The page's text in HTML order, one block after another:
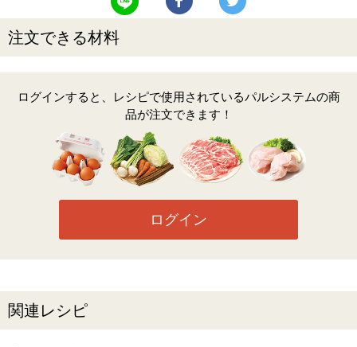
注文できる材料
ログインすると、レシピで使用されているパルシステムの商
品が注文できます！
ログイン
関連レシピ